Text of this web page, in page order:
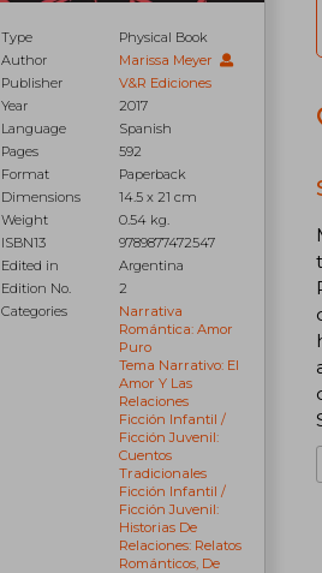
Type
Physical Book
Author
Marissa Meyer
Publisher
V&R Ediciones
Year
2017
Language
Spanish
Pages
592
Format
Paperback
Dimensions
14.5 x 21 cm
Weight
0.54 kg.
ISBN13
9789877472547
Edited in
Argentina
Edition No.
2
Categories
Narrativa
Romántica: Amor
Puro
Tema Narrativo: El
Amor Y Las
Relaciones
Ficción Infantil /
Ficción Juvenil:
Cuentos
Tradicionales
Ficción Infantil /
Ficción Juvenil:
Historias De
Relaciones: Relatos
Románticos, De